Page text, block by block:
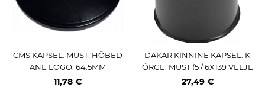
CMS KAPSEL. MUST. HÕBED
ANE LOGO. 64.5MM
11,78 €
DAKAR KINNINE KAPSEL. K
ÕRGE. MUST (5 / 6X139 VELJE
LE)
27,49 €